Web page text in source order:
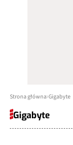
Strona główna Gigabyte
Gigabyte